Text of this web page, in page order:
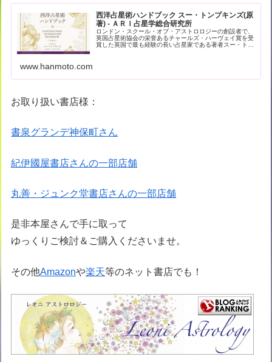
西洋占星術ハンドブック スー・トンプキンズ(原
著) - ＡＲＩ占星学総合研究所
ロンドン・スクール・オブ・アストロロジーの創設者で、
英国占星術協会の栄誉あるチャールズ・ハーヴェイ賞を受
賞した英国で最も経験の長い占星家である著者スー・トン
www.hanmoto.com
お取り扱い書店様：
書泉グランデ神保町さん
紀伊國屋書店さんの一部店舗
丸善・ジュンク堂書店さんの一部店舗
是非本屋さんで手に取って
ゆっくりご検討＆ご購入くださいませ。
その他Amazonや楽天等のネット書店でも！